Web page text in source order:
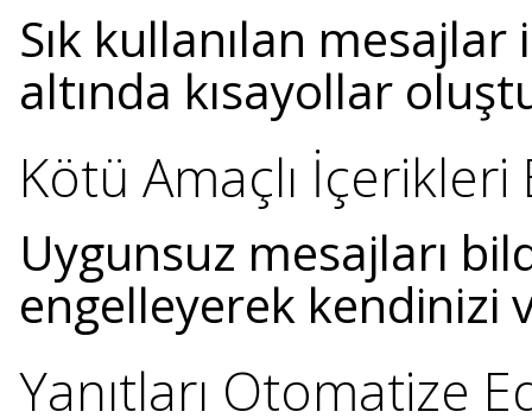
Sık kullanılan
altında kısayollar
Kötü Amaçlı
Uygunsuz mesajları
engelleyerek kendinizi
Yanıtları Otomatize